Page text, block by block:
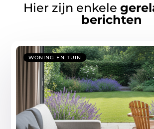
Hier zijn enkele
berichten
WONING EN TUIN